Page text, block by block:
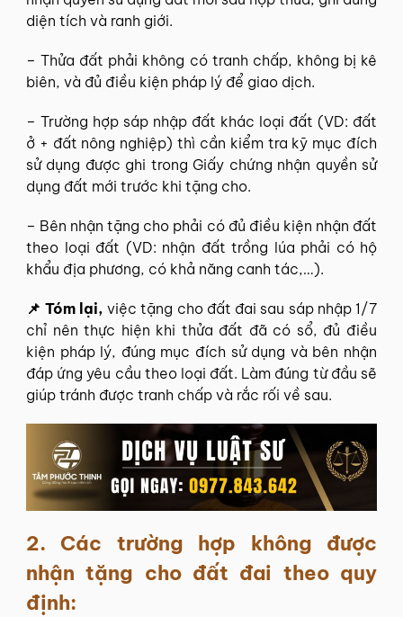
diện tích và ranh giới.
– Thửa đất phải không có tranh chấp, không bị kê
biên, và đủ điều kiện pháp lý để giao dịch.
– Trường hợp sáp nhập đất khác loại đất (VD: đất
ở + đất nông nghiệp) thì cần kiểm tra kỹ mục đích
sử dụng được ghi trong Giấy chứng nhận quyền sử
dụng đất mới trước khi tặng cho.
– Bên nhận tặng cho phải có đủ điều kiện nhận đất
theo loại đất (VD: nhận đất trồng lúa phải có hộ
khẩu địa phương, có khả năng canh tác,…).
📌 Tóm lại, việc tặng cho đất đai sau sáp nhập 1/7
chỉ nên thực hiện khi thửa đất đã có sổ, đủ điều
kiện pháp lý, đúng mục đích sử dụng và bên nhận
đáp ứng yêu cầu theo loại đất. Làm đúng từ đầu sẽ
giúp tránh được tranh chấp và rắc rối về sau.
2. Các trường hợp không được
nhận tặng cho đất đai theo quy
định: